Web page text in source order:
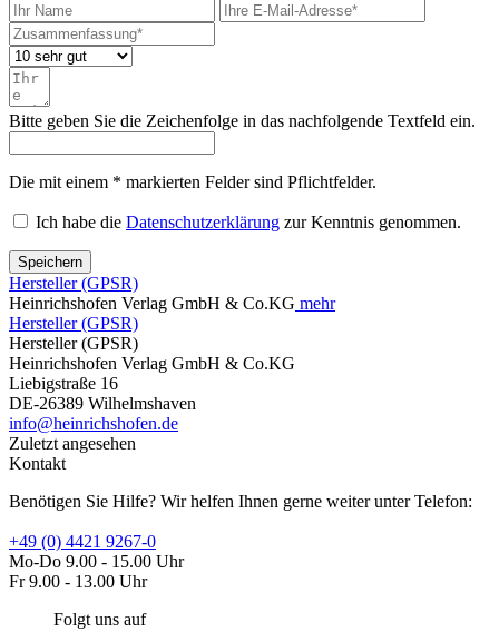
Bitte geben Sie die Zeichenfolge in das nachfolgende Textfeld ein.
Die mit einem * markierten Felder sind Pflichtfelder.
Ich habe die Datenschutzerklärung zur Kenntnis genommen.
Speichern
Hersteller (GPSR)
Heinrichshofen Verlag GmbH & Co.KG mehr
Hersteller (GPSR)
Hersteller (GPSR)
Heinrichshofen Verlag GmbH & Co.KG
Liebigstraße 16
DE-26389 Wilhelmshaven
info@heinrichshofen.de
Zuletzt angesehen
Kontakt
Benötigen Sie Hilfe? Wir helfen Ihnen gerne weiter unter Telefon:
+49 (0) 4421 9267-0
Mo-Do 9.00 - 15.00 Uhr
Fr 9.00 - 13.00 Uhr
Folgt uns auf